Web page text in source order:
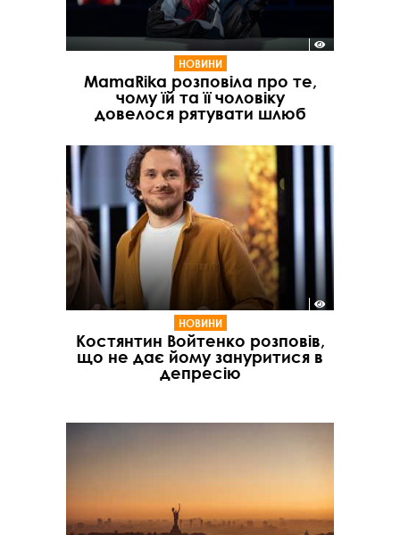
НОВИНИ
MamaRika розповіла про те,
чому їй та її чоловіку
довелося рятувати шлюб
НОВИНИ
Костянтин Войтенко розповів,
що не дає йому зануритися в
депресію